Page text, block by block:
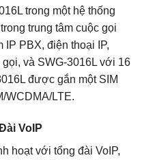
trong một hệ thống
trung tâm cuộc gọi
IP PBX, điện thoại IP,
và SWG-3016L với 16
được gắn một SIM
WCDMA/LTE.
VoIP
hoạt với tổng đài VoIP,